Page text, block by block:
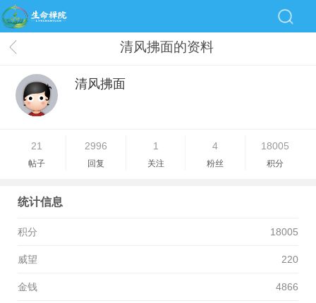
清风拂面的资料
清风拂面
21
帖子
2996
回复
1
关注
4
粉丝
18005
积分
统计信息
积分 18005
威望 220
金钱 4866